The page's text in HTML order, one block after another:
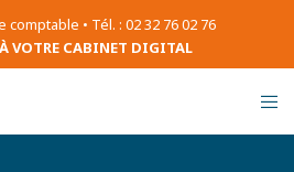
comptable • Tél. : 02 32 76 02 76
VOTRE CABINET DIGITAL